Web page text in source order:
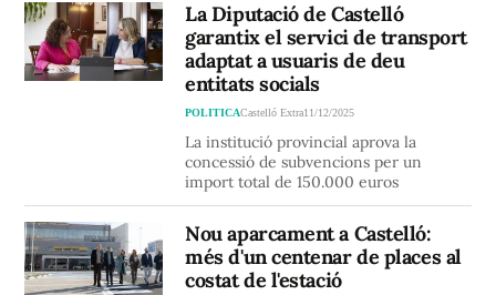
La Diputació de Castelló
garantix el servici de transport
adaptat a usuaris de deu
entitats socials
POLITICACastelló Extra11/12/2025
La institució provincial aprova la
concessió de subvencions per un
import total de 150.000 euros
Nou aparcament a Castelló:
més d'un centenar de places al
costat de l'estació